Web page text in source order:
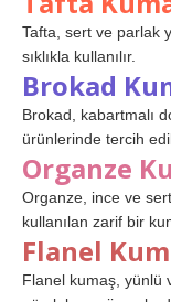
Tafta, sert ve parlak
sıklıkla kullanılır.
Brokad
Brokad, kabartmalı
ürünlerinde tercih
Organze
Organze, ince ve
kullanılan zarif bir
Flanel
Flanel kumaş, yünlü